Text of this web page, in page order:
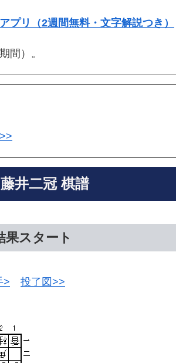
プリ（2週間無料・文字解説つき）
間）。
井二冠 棋譜
果スタート
> 投了図>>